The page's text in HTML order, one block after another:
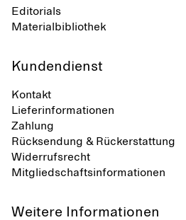
Editorials
Materialbibliothek
Kundendienst
Kontakt
Lieferinformationen
Zahlung
Rücksendung & Rückerstattung
Widerrufsrecht
Mitgliedschaftsinformationen
Weitere Informationen